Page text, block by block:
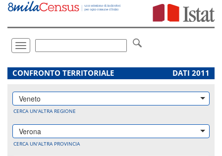
Vai
direttamente
Toggle
navigation
.
CONFRONTO TERRITORIALE DATI 2011
Veneto
CERCA UN'ALTRA REGIONE
Verona
CERCA UN'ALTRA PROVINCIA